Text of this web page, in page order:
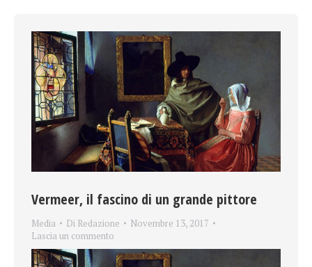
Vermeer, il fascino di un grande pittore
Media Di Redazione
Novembre 13, 2017
Lascia un commento